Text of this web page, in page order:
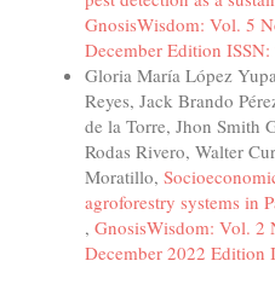
GnosisWisdom: Vol. 5
December Edition
Gloria María López
Reyes, Jack Brando
de la Torre, Jhon Smith
Rodas Rivero, Walter
Moratillo,
agroforestry systems in
, GnosisWisdom: Vol. 2
December 2022 Edition